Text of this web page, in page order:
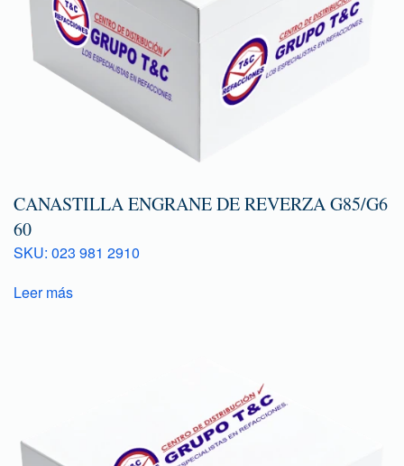
CANASTILLA ENGRANE DE REVERZA G85/G6
60
SKU: 023 981 2910
Leer más